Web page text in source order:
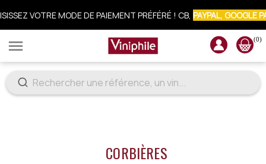
VOTRE MODE DE PAIEMENT PRÉFÉRÉ ! CB, PAYPAL, GOOGLE
VOUS À LA NEWSLETTER : 10% OFFERTS SUR VOTRE
 (0)
CORBIÈRES